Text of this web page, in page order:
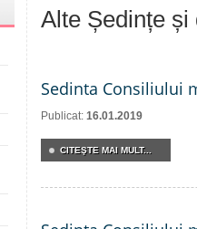
Alte Ședințe și
Sedinta Consiliului
Publicat: 16.01.2019
CITEŞTE MAI MULT...